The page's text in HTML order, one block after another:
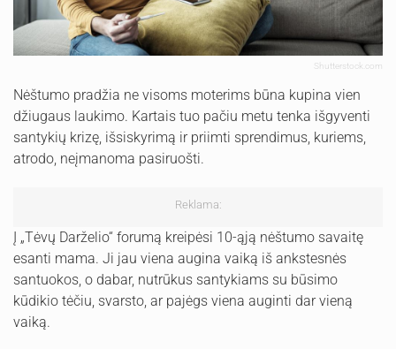
Shutterstock.com
Nėštumo pradžia ne visoms moterims būna kupina vien
džiugaus laukimo. Kartais tuo pačiu metu tenka išgyventi
santykių krizę, išsiskyrimą ir priimti sprendimus, kuriems,
atrodo, neįmanoma pasiruošti.
Reklama:
Į „Tėvų Darželio“ forumą kreipėsi 10-ąją nėštumo savaitę
esanti mama. Ji jau viena augina vaiką iš ankstesnės
santuokos, o dabar, nutrūkus santykiams su būsimo
kūdikio tėčiu, svarsto, ar pajėgs viena auginti dar vieną
vaiką.